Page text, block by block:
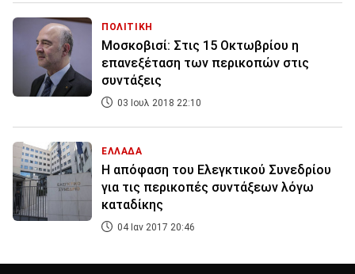
ΠΟΛΙΤΙΚΗ
Μοσκοβισί: Στις 15 Οκτωβρίου η
επανεξέταση των περικοπών στις
συντάξεις
03 Ιουλ 2018 22:10
ΕΛΛΑΔΑ
Η απόφαση του Ελεγκτικού Συνεδρίου
για τις περικοπές συντάξεων λόγω
καταδίκης
04 Ιαν 2017 20:46